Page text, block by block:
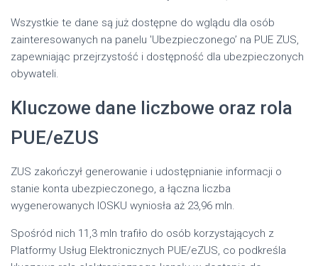
Wszystkie te dane są już dostępne do wglądu dla osób
zainteresowanych na panelu 'Ubezpieczonego’ na PUE ZUS,
zapewniając przejrzystość i dostępność dla ubezpieczonych
obywateli.
Kluczowe dane liczbowe oraz rola
PUE/eZUS
ZUS zakończył generowanie i udostępnianie informacji o
stanie konta ubezpieczonego, a łączna liczba
wygenerowanych IOSKU wyniosła aż 23,96 mln.
Spośród nich 11,3 mln trafiło do osób korzystających z
Platformy Usług Elektronicznych PUE/eZUS, co podkreśla